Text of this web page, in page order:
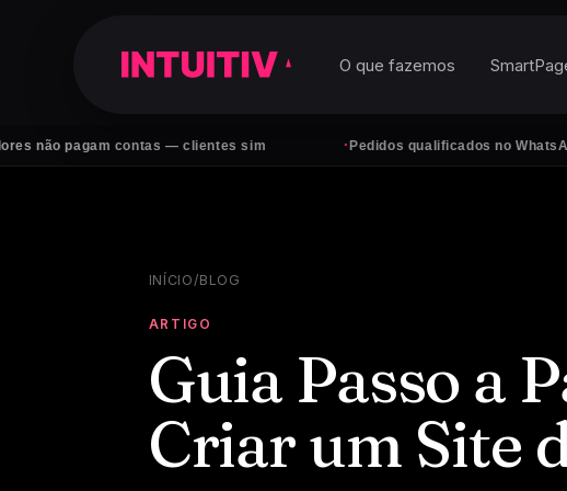
contas — clientes sim Pedidos qualificados no WhatsApp, todos
O que fazemos
INÍCIO/BLOG
ARTIGO
Guia Passo a
Criar um Site